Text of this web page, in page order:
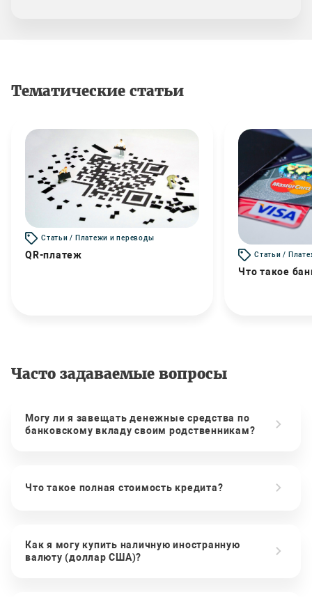
Тематические статьи
Статьи / Платежи и переводы
QR-платеж Статьи /
Что такое
Часто задаваемые вопросы
Могу ли я завещать денежные средства по
банковскому вкладу своим родственникам?
Что такое полная стоимость кредита?
Как я могу купить наличную иностранную
валюту (доллар США)?